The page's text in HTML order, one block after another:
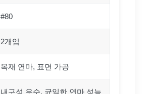
#80
2개입
목재 연마, 표면 가공
내구성 우수, 균일한 연마 성능